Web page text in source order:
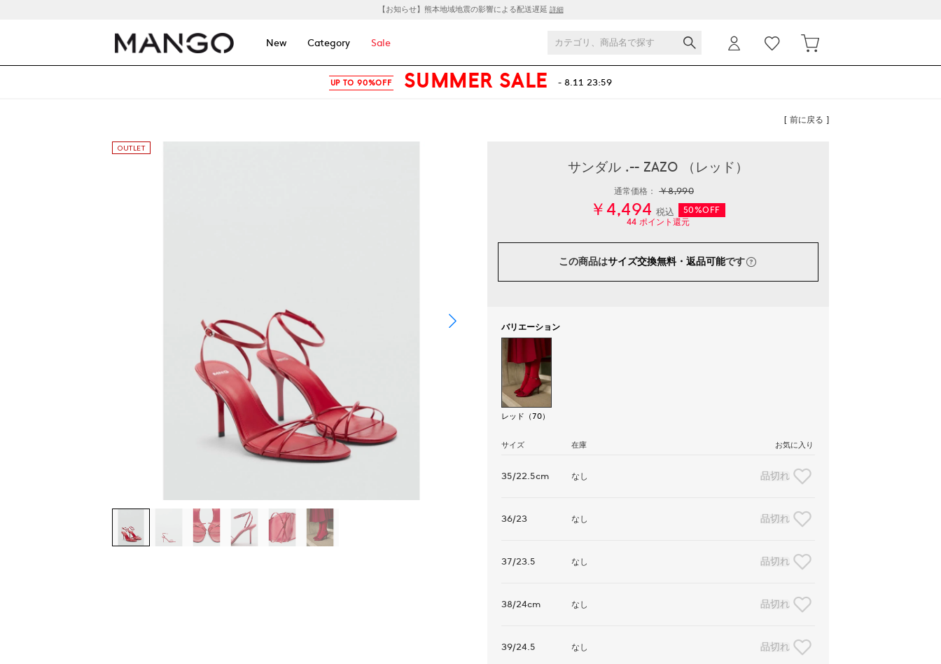
【お知らせ】熊本地域地震の影響による配送遅延 詳細
New Category Sale
UP TO 90%OFF SUMMER SALE - 8.11 23:59
[ 前に戻る ]
サンダル .-- ZAZO （レッド）
通常価格：￥8,990
￥4,494 税込
50%OFF
44 ポイント還元
この商品はサイズ交換無料・返品可能です
バリエーション
レッド（70）
サイズ 在庫 お気に入り
35/22.5cm なし 品切れ
36/23 なし 品切れ
37/23.5 なし 品切れ
38/24cm なし 品切れ
39/24.5 なし 品切れ